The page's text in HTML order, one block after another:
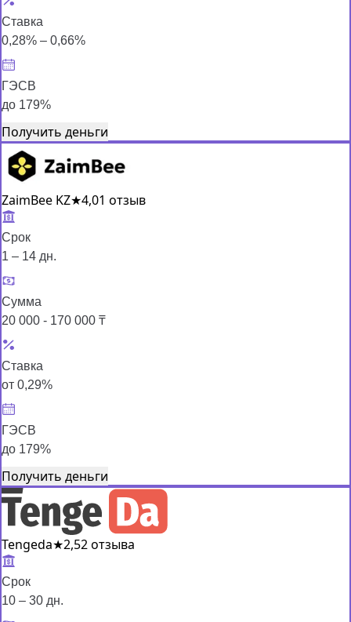
Ставка
0,28% – 0,66%
ГЭСВ
до 179%
Получить деньги
ZaimBee KZ★4,01 отзыв
Срок
1 – 14 дн.
Сумма
20 000 - 170 000 ₸
Ставка
от 0,29%
ГЭСВ
до 179%
Получить деньги
Tengeda★2,52 отзыва
Срок
10 – 30 дн.